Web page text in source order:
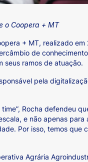
o Coopera + MT
+ MT, realizado em
de
seus ramos de atuação.
pela
Rocha defendeu
e não apenas para
Por isso, temos que
Agrária